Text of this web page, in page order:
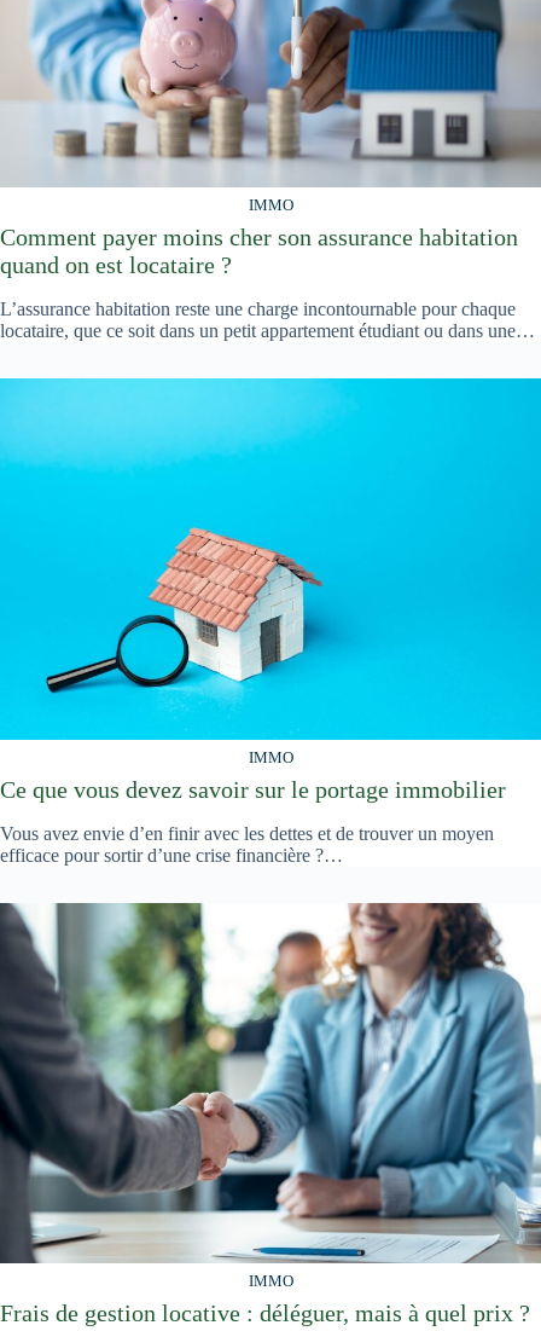
IMMO
Comment payer moins cher son assurance habitation
quand on est locataire ?
L’assurance habitation reste une charge incontournable pour chaque
locataire, que ce soit dans un petit appartement étudiant ou dans une…
IMMO
Ce que vous devez savoir sur le portage immobilier
Vous avez envie d’en finir avec les dettes et de trouver un moyen
efficace pour sortir d’une crise financière ?…
IMMO
Frais de gestion locative : déléguer, mais à quel prix ?